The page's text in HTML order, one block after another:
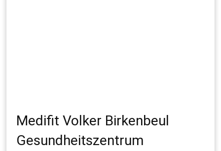
Medifit Volker Birkenbeul
Gesundheitszentrum